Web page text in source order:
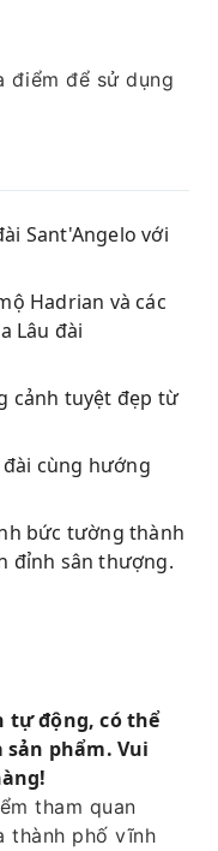
điểm để sử dụng
Sant'Angelo với
Hadrian và các
Lâu đài
cảnh tuyệt đẹp từ
cùng hướng
bức tường thành
đỉnh sân thượng.
tự động, có thể
phẩm. Vui
tham quan
thành phố vĩnh